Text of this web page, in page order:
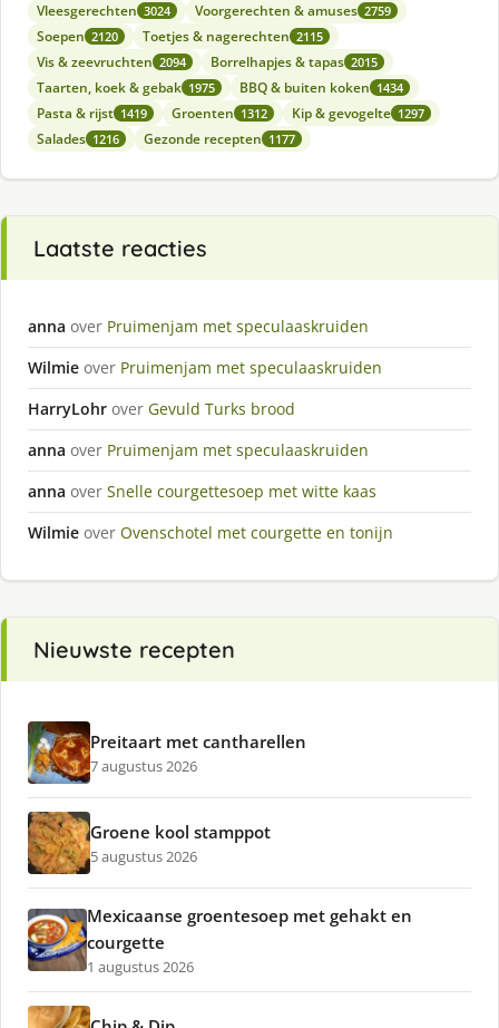
Vleesgerechten 3024 Voorgerechten & amuses 2759
Soepen 2120 Toetjes & nagerechten 2115
Vis & zeevruchten 2094 Borrelhapjes & tapas 2015
Taarten, koek & gebak 1975 BBQ & buiten koken 1434
Pasta & rijst 1419 Groenten 1312 Kip & gevogelte 1297
Salades 1216 Gezonde recepten 1177
Laatste reacties
anna over Pruimenjam met speculaaskruiden
Wilmie over Pruimenjam met speculaaskruiden
HarryLohr over Gevuld Turks brood
anna over Pruimenjam met speculaaskruiden
anna over Snelle courgettesoep met witte kaas
Wilmie over Ovenschotel met courgette en tonijn
Nieuwste recepten
Preitaart met cantharellen
7 augustus 2026
Groene kool stamppot
5 augustus 2026
Mexicaanse groentesoep met gehakt en
courgette
1 augustus 2026